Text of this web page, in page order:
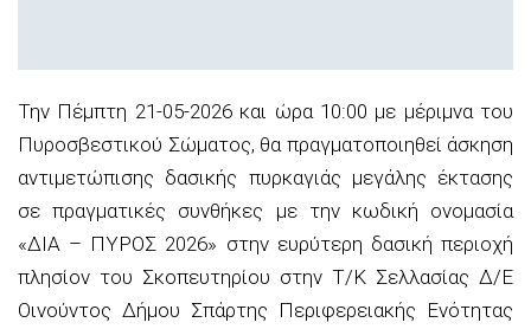
Την Πέμπτη 21-05-2026 και ώρα 10:00 με μέριμνα του
Πυροσβεστικού Σώματος, θα πραγματοποιηθεί άσκηση
αντιμετώπισης δασικής πυρκαγιάς μεγάλης έκτασης
σε πραγματικές συνθήκες με την κωδική ονομασία
«ΔΙΑ – ΠΥΡΟΣ 2026» στην ευρύτερη δασική περιοχή
πλησίον του Σκοπευτηρίου στην Τ/Κ Σελλασίας Δ/Ε
Οινούντος Δήμου Σπάρτης Περιφερειακής Ενότητας